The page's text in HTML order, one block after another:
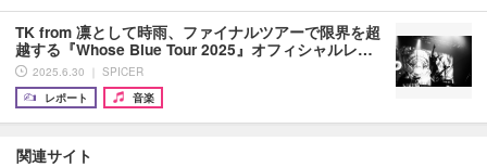
TK from 凛として時雨、ファイナルツアーで限界を超
越する『Whose Blue Tour 2025』オフィシャルレ…
2025.6.30 ｜ SPICER
レポート
音楽
関連サイト